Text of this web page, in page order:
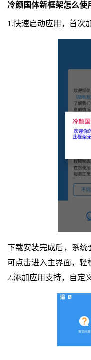
冷颜国体新框架怎么使
1.快速启动应用，首次
下载安装完成后，系
可点击进入主界面，轻
2.添加应用支持，自定